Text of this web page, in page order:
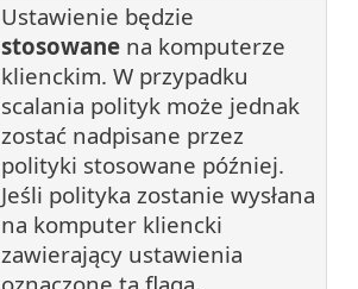
Ustawienie będzie
stosowane na komputerze
klienckim. W przypadku
scalania polityk może jednak
zostać nadpisane przez
polityki stosowane później.
Jeśli polityka zostanie wysłana
na komputer kliencki
zawierający ustawienia